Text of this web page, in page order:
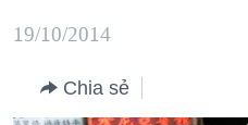
dung
chính
BIỂN ĐÔNG
BLOG
19/10/2014
Chia sẻ